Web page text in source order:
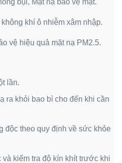
bụi, Mặt nạ bảo vệ mặt.
khí ô nhiễm xâm nhập.
vệ hiệu quả mặt nạ PM2.5.
lần.
ra khỏi bao bì cho đến khi cần
độc theo quy định về sức khỏe
và kiểm tra độ kín khít trước khi